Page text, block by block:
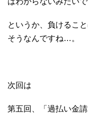
というか、負けるこ
そうなんですね…。
次回は
第五回、「過払い金